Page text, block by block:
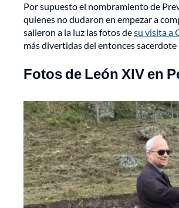
Por supuesto el nombramiento de
quienes no dudaron en empezar a
salieron a la luz las fotos desu visita a
más divertidas del entonces sacerdote
Fotos de León XIV en